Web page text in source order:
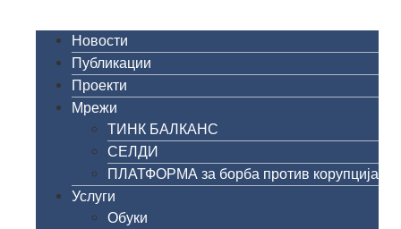
Новости
Публикации
Проекти
Мрежи
ТИНК БАЛКАНС
СЕЛДИ
ПЛАТФОРМА за борба против корупција
Услуги
Обуки